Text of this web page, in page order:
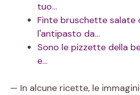
tuo…
Finte bruschette salate
l'antipasto da…
Sono le pizzette della
e…
— In alcune ricette, le